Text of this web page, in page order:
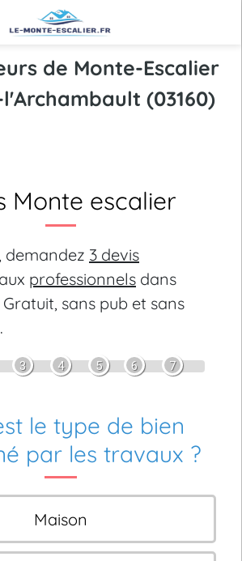
de Monte-Escalier
(03160)
Monte escalier
demandez 3 devis
aux professionnels dans
Gratuit, sans pub et sans
3 4 5 6 7
le type de bien
par les travaux ?
Maison